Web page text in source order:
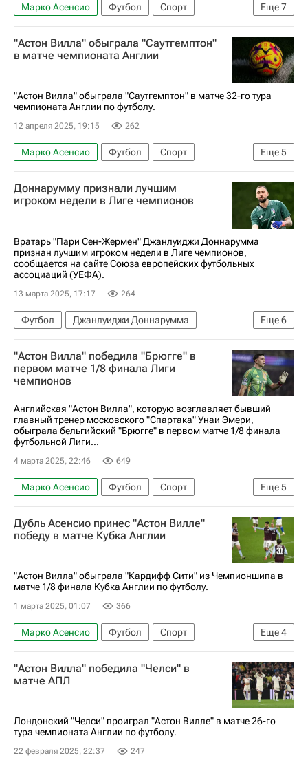
Еще7
Марко Асенсио Футбол
Спорт
Маркус Рэшфорд
Робин Ульсен
Астон Вилла
Манчестер Юнайтед
Челси
Лига чемпионов УЕФА 2026-2027
"Астон Вилла" обыграла "Саутгемптон"
в матче чемпионата Англии
"Астон Вилла" обыграла "Саутгемптон" в матче 32-го тура
чемпионата Англии по футболу.
12 апреля 2025, 19:15 262
Еще5
Марко Асенсио Футбол
Спорт
Олли Уоткинс
Джон Макгинн
Астон Вилла
Саутгемптон
Доннарумму признали лучшим
игроком недели в Лиге чемпионов
Вратарь "Пари Сен-Жермен" Джанлуиджи Доннарумма
признан лучшим игроком недели в Лиге чемпионов,
сообщается на сайте Союза европейских футбольных
ассоциаций (УЕФА).
13 марта 2025, 17:17 264
Еще6
Футбол
Джанлуиджи Доннарумма
Гарри Кейн
Эмре Джан
Пари Сен-Жермен (ПСЖ)
Союз европейских футбольных ассоциаций (УЕФА)
Ливерпуль
Лига чемпионов УЕФА 2026-2027
"Астон Вилла" победила "Брюгге" в
первом матче 1/8 финала Лиги
чемпионов
Английская "Астон Вилла", которую возглавляет бывший
главный тренер московского "Спартака" Унаи Эмери,
обыграла бельгийский "Брюгге" в первом матче 1/8 финала
футбольной Лиги...
4 марта 2025, 22:46 649
Еще5
Марко Асенсио Футбол
Спорт
Унаи Эмери
Максим Де Кёйпер
Астон Вилла
Брюгге
Дубль Асенсио принес "Астон Вилле"
победу в матче Кубка Англии
"Астон Вилла" обыграла "Кардифф Сити" из Чемпионшипа в
матче 1/8 финала Кубка Англии по футболу.
1 марта 2025, 01:07 366
Еще4
Марко Асенсио Футбол
Спорт
Астон Вилла
Кардифф Сити
Пари Сен-Жермен (ПСЖ)
Кубок Англии
"Астон Вилла" победила "Челси" в
матче АПЛ
Лондонский "Челси" проиграл "Астон Вилле" в матче 26-го
тура чемпионата Англии по футболу.
22 февраля 2025, 22:37 247